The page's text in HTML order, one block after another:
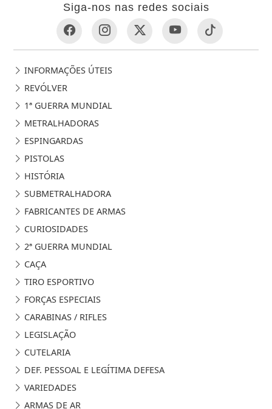
Siga-nos nas redes sociais
INFORMAÇÕES ÚTEIS
REVÓLVER
1ª GUERRA MUNDIAL
METRALHADORAS
ESPINGARDAS
PISTOLAS
HISTÓRIA
SUBMETRALHADORA
FABRICANTES DE ARMAS
CURIOSIDADES
2ª GUERRA MUNDIAL
CAÇA
TIRO ESPORTIVO
FORÇAS ESPECIAIS
CARABINAS / RIFLES
LEGISLAÇÃO
CUTELARIA
DEF. PESSOAL E LEGÍTIMA DEFESA
VARIEDADES
ARMAS DE AR